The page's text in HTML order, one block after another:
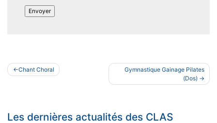
Navigation
de
Chant Choral
Gymnastique Gainage Pilates
(Dos)
Les dernières actualités des CLAS